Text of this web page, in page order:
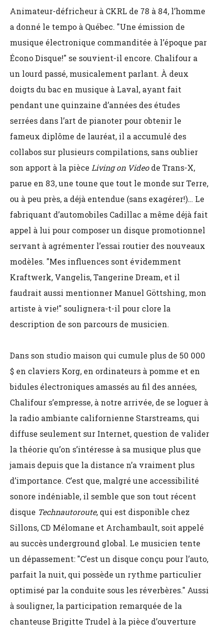
Animateur-défricheur à CKRL de 78 à 84, l’homme
a donné le tempo à Québec. "Une émission de
musique électronique commanditée à l’époque par
Écono Disque!" se souvient-il encore. Chalifour a
un lourd passé, musicalement parlant. À deux
doigts du bac en musique à Laval, ayant fait
pendant une quinzaine d’années des études
serrées dans l’art de pianoter pour obtenir le
fameux diplôme de lauréat, il a accumulé des
collabos sur plusieurs compilations, sans oublier
son apport à la pièce Living on Videode Trans-X,
parue en 83, une toune que tout le monde sur Terre,
ou à peu près, a déjà entendue (sans exagérer!)… Le
fabriquant d’automobiles Cadillac a même déjà fait
appel à lui pour composer un disque promotionnel
servant à agrémenter l’essai routier des nouveaux
modèles. "Mes influences sont évidemment
Kraftwerk, Vangelis, Tangerine Dream, et il
faudrait aussi mentionner Manuel Göttshing, mon
artiste à vie!" soulignera-t-il pour clore la
description de son parcours de musicien.
Dans son studio maison qui cumule plus de 50 000
$ en claviers Korg, en ordinateurs à pomme et en
bidules électroniques amassés au fil des années,
Chalifour s’empresse, à notre arrivée, de se loguer à
la radio ambiante californienne Starstreams, qui
diffuse seulement sur Internet, question de valider
la théorie qu’on s’intéresse à sa musique plus que
jamais depuis que la distance n’a vraiment plus
d’importance. C’est que, malgré une accessibilité
sonore indéniable, il semble que son tout récent
disque Technautoroute, qui est disponible chez
Sillons, CD Mélomane et Archambault, soit appelé
au succès underground global. Le musicien tente
un dépassement: "C’est un disque conçu pour l’auto,
parfait la nuit, qui possède un rythme particulier
optimisé par la conduite sous les réverbères." Aussi
à souligner, la participation remarquée de la
chanteuse Brigitte Trudel à la pièce d’ouverture